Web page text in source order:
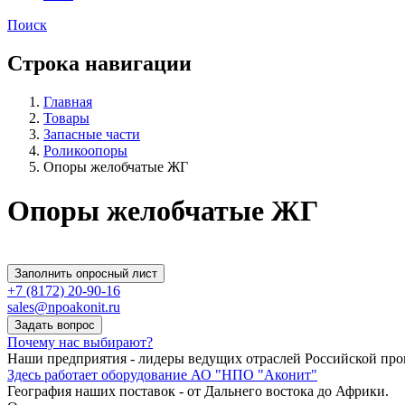
Поиск
Строка навигации
Главная
Товары
Запасные части
Роликоопоры
Опоры желобчатые ЖГ
Опоры желобчатые ЖГ
Заполнить опросный лист
+7 (8172) 20-90-16
sales@npoakonit.ru
Задать вопрос
Почему нас выбирают?
Наши предприятия - лидеры ведущих отраслей Российской
Здесь работает оборудование АО "НПО "Аконит"
География наших поставок - от Дальнего востока до Африки.